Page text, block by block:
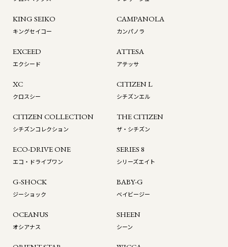
KING SEIKO
キングセイコー
CAMPANOLA
カンパノラ
EXCEED
エクシード
ATTESA
アテッサ
XC
クロスシー
CITIZEN L
シチズンエル
CITIZEN COLLECTION
シチズンコレクション
THE CITIZEN
ザ・シチズン
ECO-DRIVE ONE
エコ・ドライブワン
SERIES 8
シリーズエイト
G-SHOCK
ジーショック
BABY-G
ベイビージー
OCEANUS
オシアナス
SHEEN
シーン